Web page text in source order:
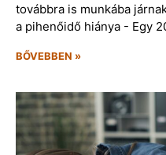
továbbra is munkába
a pihenőidő hiánya - Egy
BŐVEBBEN »